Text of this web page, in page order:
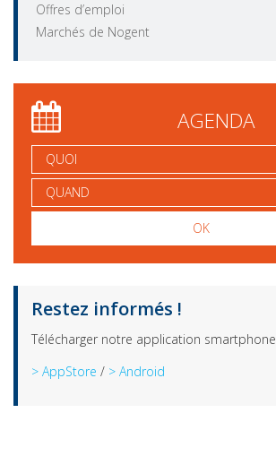
Offres d’emploi
Marchés de Nogent
AGENDA
QUOI
QUAND
OK
Restez informés !
Télécharger notre application smartphone
> AppStore / > Android